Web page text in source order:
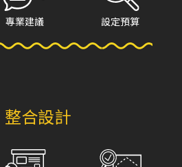
專業建議 設定預算
整合設計